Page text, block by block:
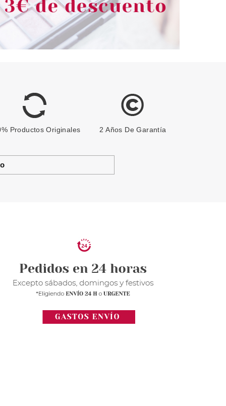
Productos Originales 2 Años De Garantía